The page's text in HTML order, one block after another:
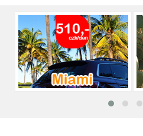
brána do regionu
přibližně 9 km od
číst :celý článek
Pronájem auta na
průvodce
Půjčení auta na